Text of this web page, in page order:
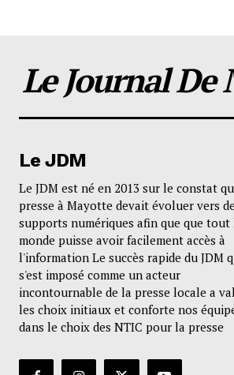
Le Journal De
Le JDM
Le JDM est né en 2013 sur le constat
presse à Mayotte devait évoluer vers
supports numériques afin que que tout
monde puisse avoir facilement accès à
l'information Le succès rapide du JDM
s'est imposé comme un acteur
incontournable de la presse locale a
les choix initiaux et conforte nos
dans le choix des NTIC pour la presse